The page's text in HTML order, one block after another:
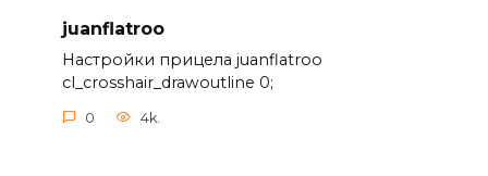
juanflatroo
Настройки прицела juanflatroo
cl_crosshair_drawoutline 0;
0 4k.